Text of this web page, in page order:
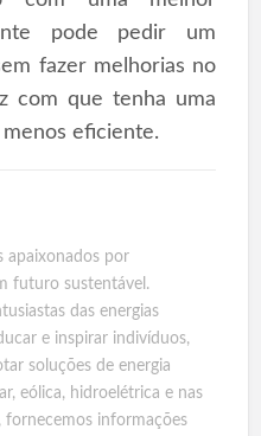
pode pedir um
fazer melhorias no
com que tenha uma
eficiente.
apaixonados por
futuro sustentável.
das energias
e inspirar indivíduos,
soluções de energia
eólica, hidroelétrica e nas
fornecemos informações